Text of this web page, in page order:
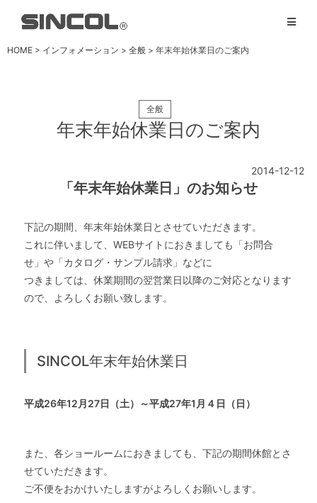
HOME > インフォメーション > 全般 > 年末年始休業日のご案内
全般
年末年始休業日のご案内
2014-12-12
「年末年始休業日」のお知らせ
下記の期間、年末年始休業日とさせていただきます。
これに伴いまして、WEBサイトにおきましても「お問合
せ」や「カタログ・サンプル請求」などに
つきましては、休業期間の翌営業日以降のご対応となります
ので、よろしくお願い致します。
SINCOL年末年始休業日
平成26年12月27日（土）～平成27年1月４日（日）
また、各ショールームにおきましても、下記の期間休館とさ
せていただきます。
ご不便をおかけいたしますがよろしくお願いします。